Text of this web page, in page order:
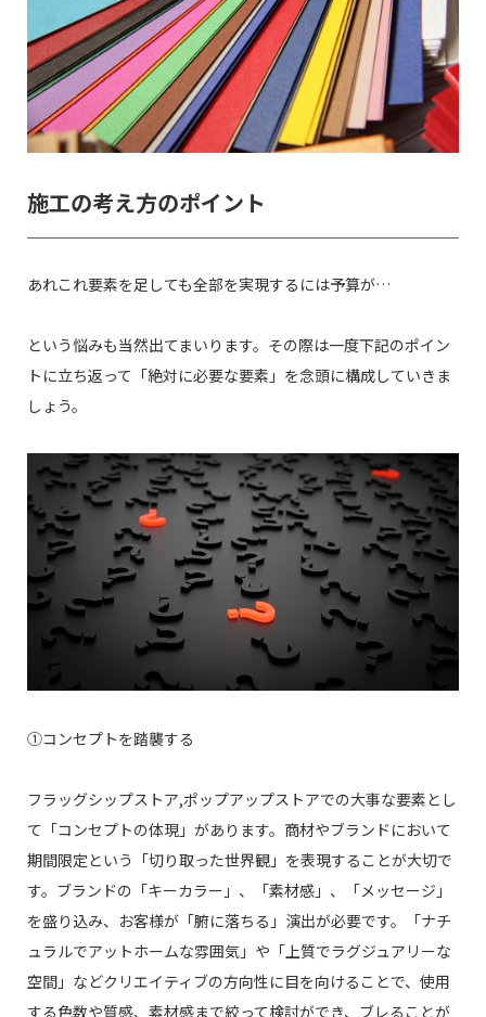
施工の考え方のポイント
あれこれ要素を足しても全部を実現するには予算が…
という悩みも当然出てまいります。その際は一度下記のポイン
トに立ち返って「絶対に必要な要素」を念頭に構成していきま
しょう。
①コンセプトを踏襲する
フラッグシップストア,ポップアップストアでの大事な要素とし
て「コンセプトの体現」があります。商材やブランドにおいて
期間限定という「切り取った世界観」を表現することが大切で
す。ブランドの「キーカラー」、「素材感」、「メッセージ」
を盛り込み、お客様が「腑に落ちる」演出が必要です。「ナチ
ュラルでアットホームな雰囲気」や「上質でラグジュアリーな
空間」などクリエイティブの方向性に目を向けることで、使用
する色数や質感、素材感まで絞って検討ができ、ブレることが